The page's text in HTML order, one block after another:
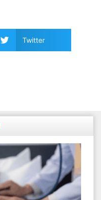
Twitter